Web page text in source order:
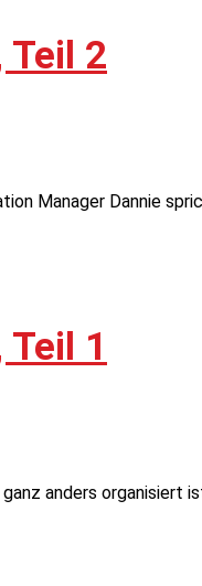
Teil 2
Manager Dannie
1
anders organisiert